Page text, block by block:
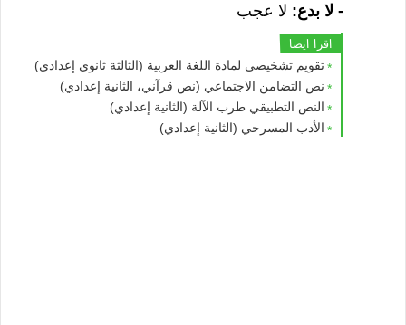
- لا بدع: لا عجب
اقرا ايضا
تقويم تشخيصي لمادة اللغة العربية (الثالثة ثانوي إعدادي)
نص التضامن الاجتماعي (نص قرآني، الثانية إعدادي)
النص التطبيقي طرب الآلة (الثانية إعدادي)
الأدب المسرحي (الثانية إعدادي)